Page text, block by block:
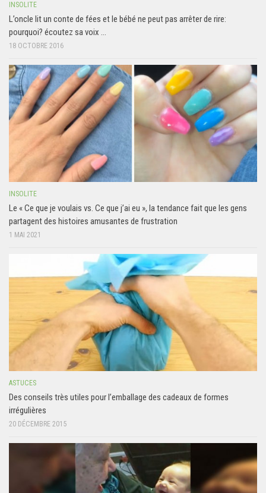
INSOLITE
L’oncle lit un conte de fées et le bébé ne peut pas arrêter de rire:
pourquoi? écoutez sa voix …
18 OCTOBRE 2016
INSOLITE
Le « Ce que je voulais vs. Ce que j’ai eu », la tendance fait que les gens
partagent des histoires amusantes de frustration
1 MAI 2021
ASTUCES
Des conseils très utiles pour l’emballage des cadeaux de formes
irrégulières
20 DÉCEMBRE 2015